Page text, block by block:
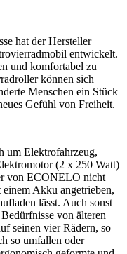
hat der Hersteller
entwickelt.
und komfortabel zu
können sich
Menschen ein Stück
Gefühl von Freiheit.
um Elektrofahrzeug,
(2 x 250 Watt)
von ECONELO nicht
Akku angetrieben,
lässt. Auch sonst
von älteren
seinen vier Rädern, so
so umfallen oder